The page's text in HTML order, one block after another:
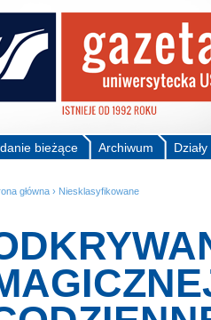
Działy
Archiwum
bieżące
główna › Niesklasyfikowane